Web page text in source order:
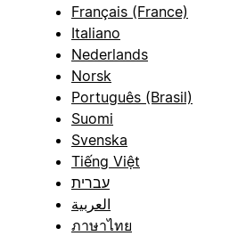
Français (France)
Italiano
Nederlands
Norsk
Português (Brasil)
Suomi
Svenska
Tiếng Việt
עברית
العربية
ภาษาไทย